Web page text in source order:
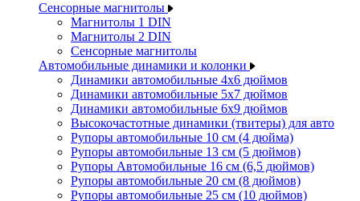
Сенсорные магнитолы
Магнитолы 1 DIN
Магнитолы 2 DIN
Сенсорные магнитолы
Автомобильные динамики и колонки
Динамики автомобильные 4x6 дюймов
Динамики автомобильные 5x7 дюймов
Динамики автомобильные 6x9 дюймов
Высокочастотные динамики (твитеры) для авто
Рупоры автомобильные 10 см (4 дюйма)
Рупоры автомобильные 13 см (5 дюймов)
Рупоры Автомобильные 16 см (6,5 дюймов)
Рупоры автомобильные 20 см (8 дюймов)
Рупоры автомобильные 25 см (10 дюймов)